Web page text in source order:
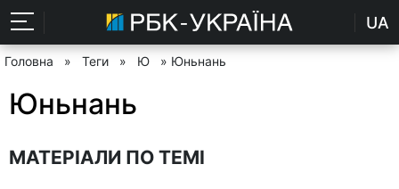
UA
Головна » Теги » Ю » Юньнань
Юньнань
МАТЕРІАЛИ ПО ТЕМІ